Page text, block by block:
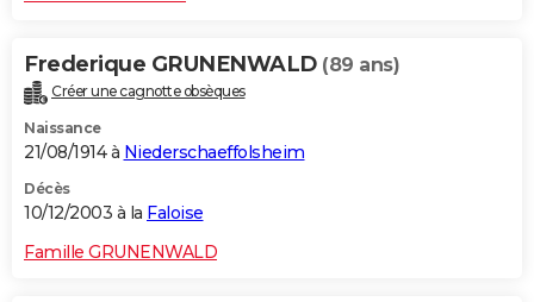
Frederique GRUNENWALD (89 ans)
Créer une cagnotte obsèques
Naissance
21/08/1914 à Niederschaeffolsheim
Décès
10/12/2003 à la Faloise
Famille GRUNENWALD